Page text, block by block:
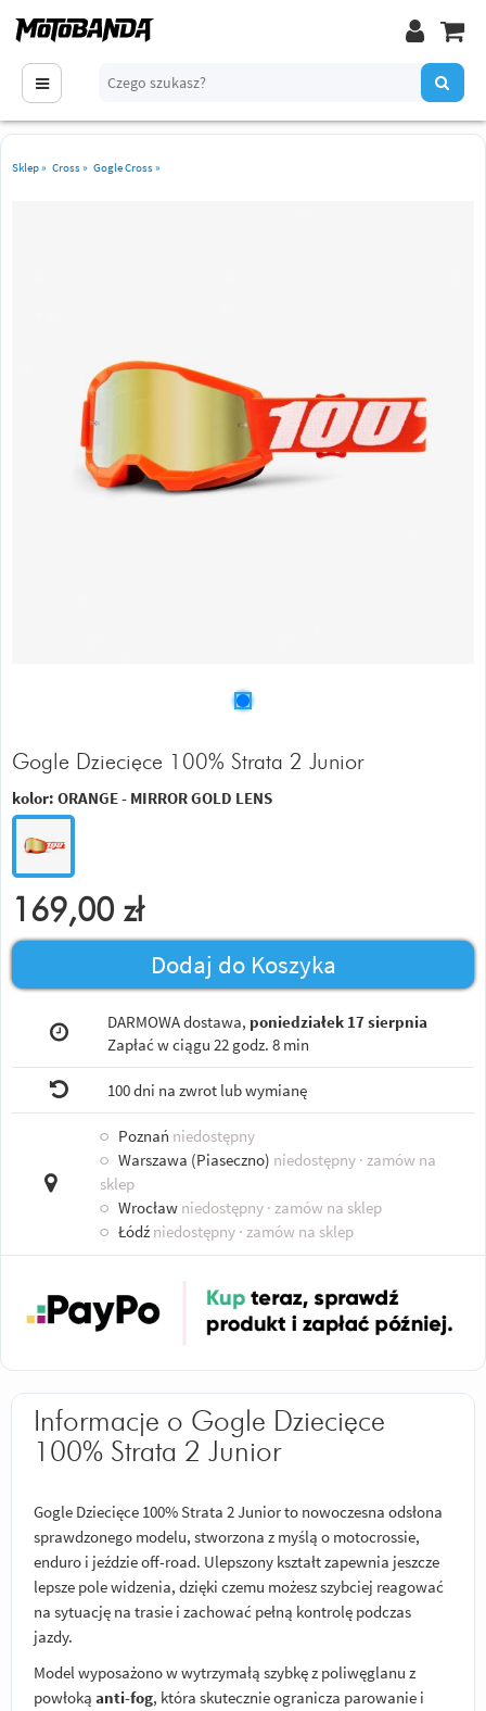
Sklep» Cross» Gogle Cross»
Gogle Dziecięce 100% Strata 2 Junior
kolor: ORANGE - MIRROR GOLD LENS
169,00 zł
Dodaj do Koszyka
DARMOWA dostawa, poniedziałek 17 sierpnia
Zapłać w ciągu 22 godz. 8 min
100 dni na zwrot lub wymianę
○ Poznań niedostępny
○ Warszawa (Piaseczno) niedostępny · zamów na
sklep
○ Wrocław niedostępny · zamów na sklep
○ Łódź niedostępny · zamów na sklep
Informacje o Gogle Dziecięce
100% Strata 2 Junior
Gogle Dziecięce 100% Strata 2 Junior to nowoczesna odsłona
sprawdzonego modelu, stworzona z myślą o motocrossie,
enduro i jeździe off-road. Ulepszony kształt zapewnia jeszcze
lepsze pole widzenia, dzięki czemu możesz szybciej reagować
na sytuację na trasie i zachować pełną kontrolę podczas
jazdy.
Model wyposażono w wytrzymałą szybkę z poliwęglanu z
powłoką anti-fog, która skutecznie ogranicza parowanie i